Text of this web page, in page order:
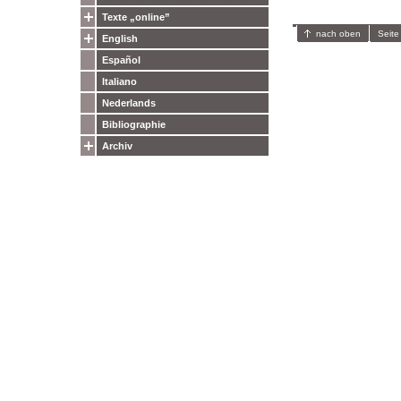
Texte „online”
English
Español
Italiano
Nederlands
Bibliographie
Archiv
nach oben Seite